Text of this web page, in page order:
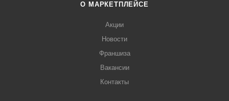
О МАРКЕТПЛЕЙСЕ
Акции
Новости
Франшиза
Вакансии
Контакты